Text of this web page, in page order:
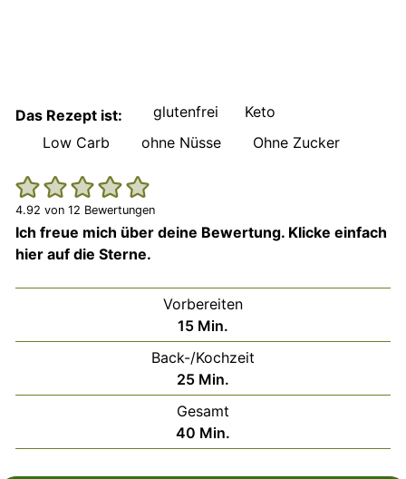
Das Rezept ist: glutenfrei
Keto
Low Carb
ohne Nüsse Ohne Zucker
4.92 von12 Bewertungen
Ich freue mich über deine Bewertung. Klicke einfach
hier auf die Sterne.
Vorbereiten
15Minuten
Min.
Back-/Kochzeit
25Minuten
Min.
Gesamt
40 Minuten
Min.